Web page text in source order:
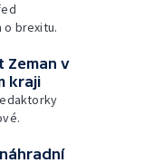
brexitu.
Zeman v
kraji